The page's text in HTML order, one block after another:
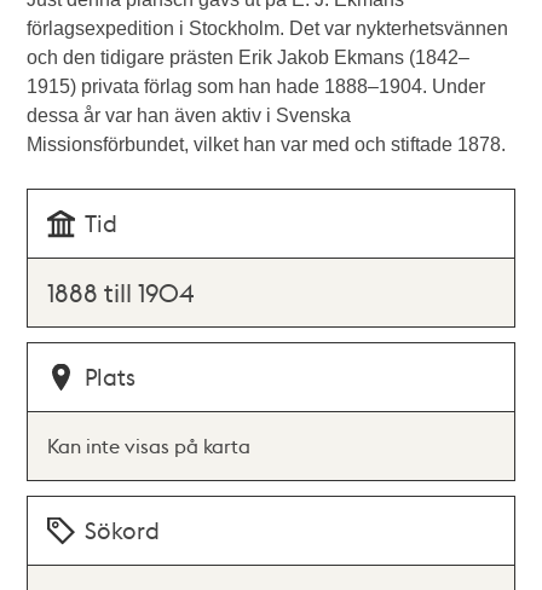
förlagsexpedition i Stockholm. Det var nykterhetsvännen
och den tidigare prästen Erik Jakob Ekmans (1842–
1915) privata förlag som han hade 1888–1904. Under
dessa år var han även aktiv i Svenska
Missionsförbundet, vilket han var med och stiftade 1878.
Tid
1888 till 1904
Plats
Kan inte visas på karta
Sökord